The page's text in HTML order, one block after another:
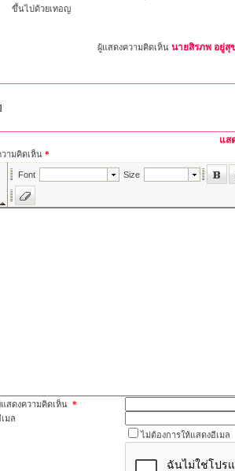
ขึ้นไปด้วยเทอญ
ผู้แสดงความคิดเห็น นายสิรภพ อยู่สุ
แส
ามคิดเห็น *
สดงความคิดเห็น *
มล
ไม่ต้องการให้แสดงอีเมล